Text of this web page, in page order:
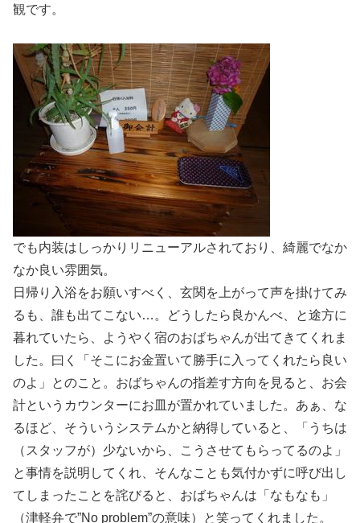
観です。
でも内装はしっかりリニューアルされており、綺麗でなか
なか良い雰囲気。
日帰り入浴をお願いすべく、玄関を上がって声を掛けてみ
るも、誰も出てこない…。どうしたら良かんべ、と途方に
暮れていたら、ようやく宿のおばちゃんが出てきてくれま
した。曰く「そこにお金置いて勝手に入ってくれたら良い
のよ」とのこと。おばちゃんの指差す方向を見ると、お会
計というカウンターにお皿が置かれていました。あぁ、な
るほど、そういうシステムかと納得していると、「うちは
（スタッフが）少ないから、こうさせてもらってるのよ」
と事情を説明してくれ、そんなことも気付かずに呼び出し
てしまったことを詫びると、おばちゃんは「なもなも」
（津軽弁で”No problem”の意味）と笑ってくれました。